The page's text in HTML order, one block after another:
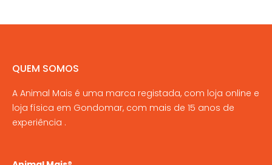
QUEM SOMOS
A Animal Mais é uma marca registada, com loja online e
loja física em Gondomar, com mais de 15 anos de
experiência .